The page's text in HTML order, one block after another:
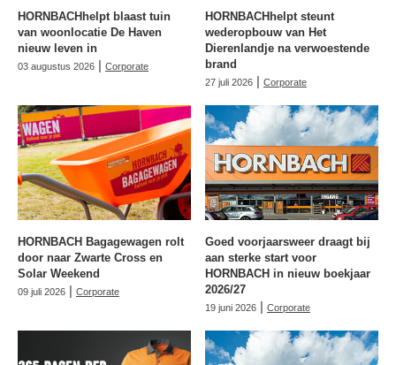
HORNBACHhelpt blaast tuin
van woonlocatie De Haven
nieuw leven in
03 augustus 2026 | Corporate
HORNBACHhelpt steunt
wederopbouw van Het
Dierenlandje na verwoestende
brand
27 juli 2026 | Corporate
HORNBACH Bagagewagen rolt
door naar Zwarte Cross en
Solar Weekend
09 juli 2026 Corporate
Goed voorjaarsweer draagt bij
aan sterke start voor
HORNBACH in nieuw boekjaar
2026/27
19 juni 2026 Corporate